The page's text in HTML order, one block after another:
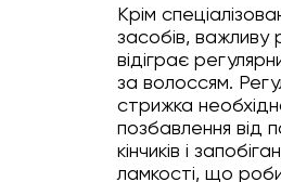
Крім
засобів, важливу
відіграє
за волоссям.
стрижка
позбавлення від
кінчиків і
ламкості, що